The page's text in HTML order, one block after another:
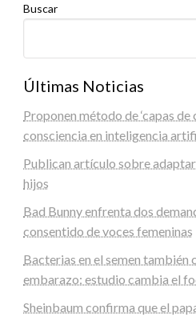
Buscar
Últimas Noticias
Proponen método de ‘capas
consciencia en inteligencia
Publican artículo sobre
hijos
Bad Bunny enfrenta dos
consentido de voces femeninas
Bacterias en el semen también
embarazo: estudio cambia el
Sheinbaum confirma que el